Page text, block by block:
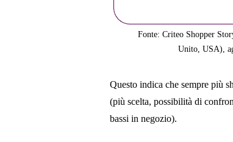
Fonte: Criteo Shopper
Unito, USA),
Questo indica che sempre più
(più scelta, possibilità di
bassi in negozio).